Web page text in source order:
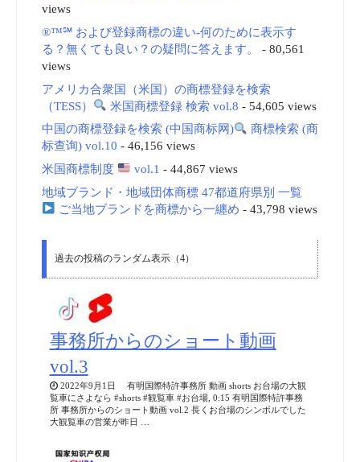
views
®™℠ および登録商標の違い-何のために表示す
る？無くても良い？の疑問に答えます。
- 80,561
views
アメリカ合衆国（米国）の商標登録を検索
（TESS）
米国商標登録 検索 vol.8 - 54,605 views
中国の商標登録を検索 (中国商标网)
商標検索 (商
标查询) vol.10 - 46,156 views
米国商標制度
vol.1 - 44,867 views
地域ブランド・地域団体商標 47都道府県別 一覧
ご当地ブランドを商標から一纏め - 43,798 views
過去の投稿のランダム表示（4）
事務所からのショート動画
vol.3
2022年9月1日 有明国際特許事務所 動画 shorts お台場の大観
覧車にさよなら #shorts #観覧車 #お台場, 0:15 有明国際特許事務
所 事務所からのショート動画 vol.2 長くお台場のシンボルでした
大観覧車の営業が昨日 …